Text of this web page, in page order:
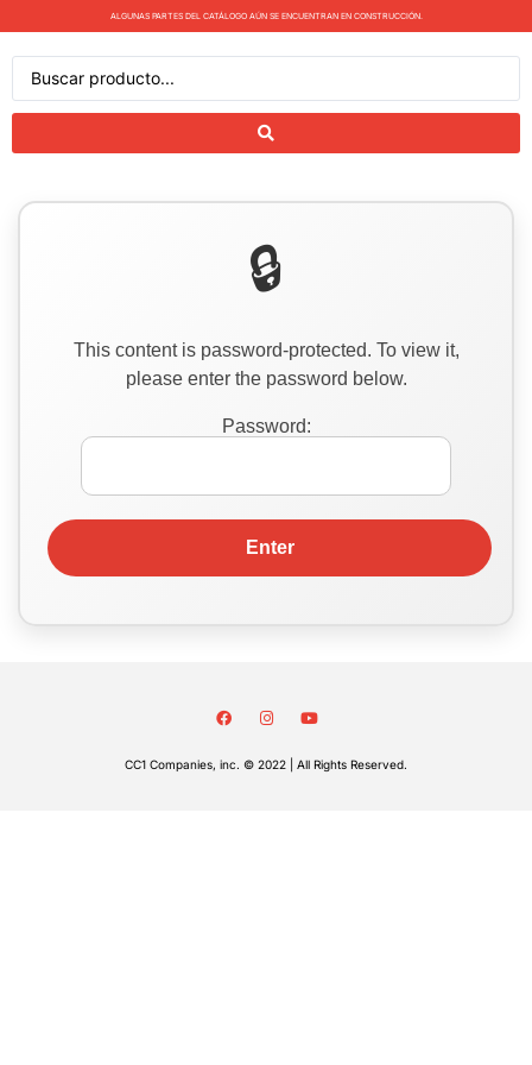
ALGUNAS PARTES DEL CATÁLOGO AÚN SE ENCUENTRAN EN CONSTRUCCIÓN.
This content is password-protected. To view it,
please enter the password below.
Password:
CC1 Companies, inc. © 2022 | All Rights Reserved.